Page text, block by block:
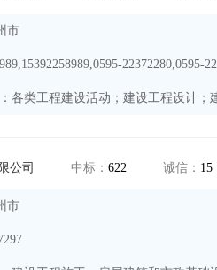
市
22372280,0595-
公司 中标： 622 诚信： 15
市